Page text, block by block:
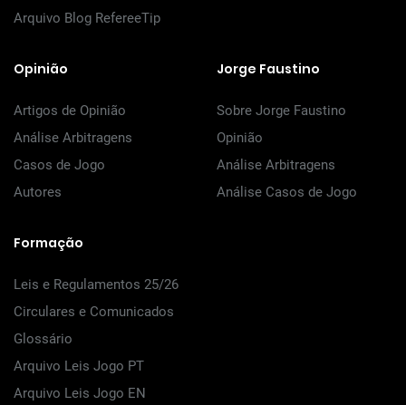
Arquivo Blog RefereeTip
Opinião
Artigos de Opinião
Análise Arbitragens
Casos de Jogo
Autores
Jorge Faustino
Sobre Jorge Faustino
Opinião
Análise Arbitragens
Análise Casos de Jogo
Formação
Leis e Regulamentos 25/26
Circulares e Comunicados
Glossário
Arquivo Leis Jogo PT
Arquivo Leis Jogo EN